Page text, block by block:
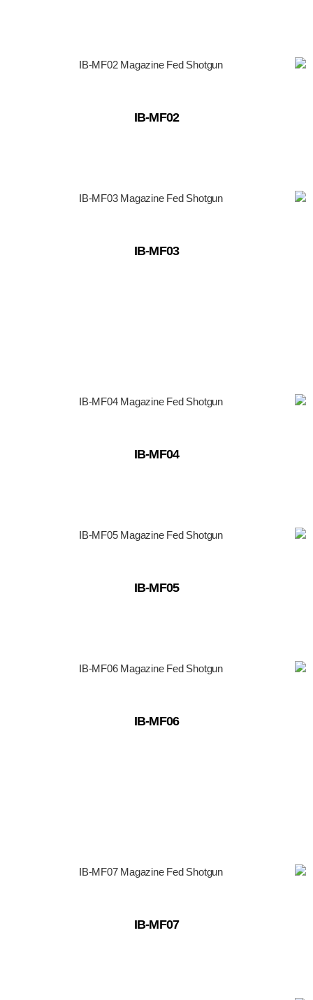
IB-MF02
IB-MF03
IB-MF04
IB-MF05
IB-MF06
IB-MF07